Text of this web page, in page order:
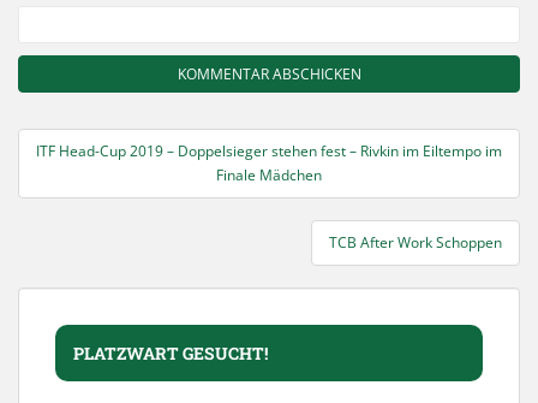
Beitragsnavigation
ITF Head-Cup 2019 – Doppelsieger stehen fest – Rivkin im Eiltempo im
Finale Mädchen
TCB After Work Schoppen
PLATZWART GESUCHT!